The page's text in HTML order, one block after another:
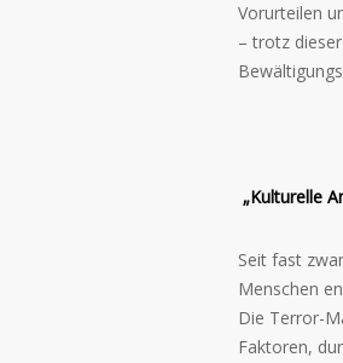
Vorurteilen
– trotz
„Kulturelle
Seit fast
Menschen
Die Terror-
Faktoren,